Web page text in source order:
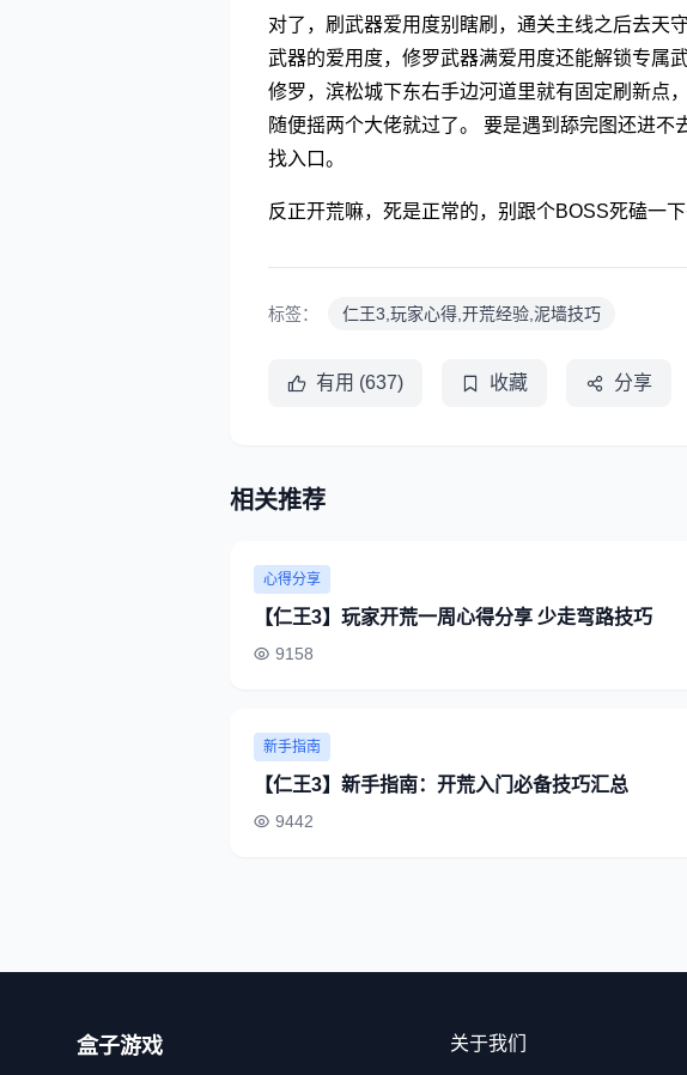
对了，刷武器爱用度别瞎刷，通关主线之后去天
武器的爱用度，修罗武器满爱用度还能解锁专属
修罗，滨松城下东右手边河道里就有固定刷新点
随便摇两个大佬就过了。 要是遇到舔完图还进
找入口。
反正开荒嘛，死是正常的，别跟个BOSS死磕一
标签： 仁王3,玩家心得,开荒经验,泥墙技巧
有用 (637) 收藏 分享
相关推荐
心得分享
【仁王3】玩家开荒一周心得分享 少走弯路技巧
9158
新手指南
【仁王3】新手指南：开荒入门必备技巧汇总
9442
盒子游戏 关于我们